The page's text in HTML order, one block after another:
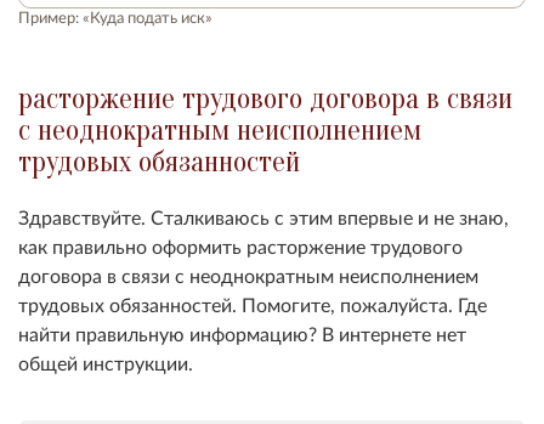
Пример: «Куда подать иск»
расторжение трудового договора в связи
с неоднократным неисполнением
трудовых обязанностей
Здравствуйте. Сталкиваюсь с этим впервые и не знаю,
как правильно оформить расторжение трудового
договора в связи с неоднократным неисполнением
трудовых обязанностей. Помогите, пожалуйста. Где
найти правильную информацию? В интернете нет
общей инструкции.